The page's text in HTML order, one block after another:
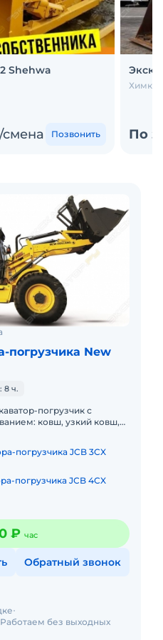
Shehwa
Позвонить
Химки
По
погрузчика New
8 ч.
погрузчик с
ковш, узкий ковш,
погрузчика JCB 3CX
погрузчика JCB 4CX
₽ час
Обратный звонок
Работаем без выходных